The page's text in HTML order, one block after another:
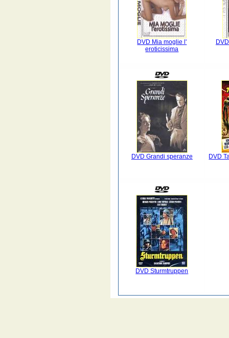
DVD Mia moglie l'
eroticissima
DVD Grandi speranze DVD
DVD Sturmtruppen